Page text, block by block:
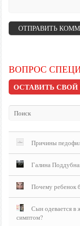
ВОПРОС
ОСТАВИТЬ СВОЙ
Причины
Галина
Почему ребенок
Сын одевается в
симптом?